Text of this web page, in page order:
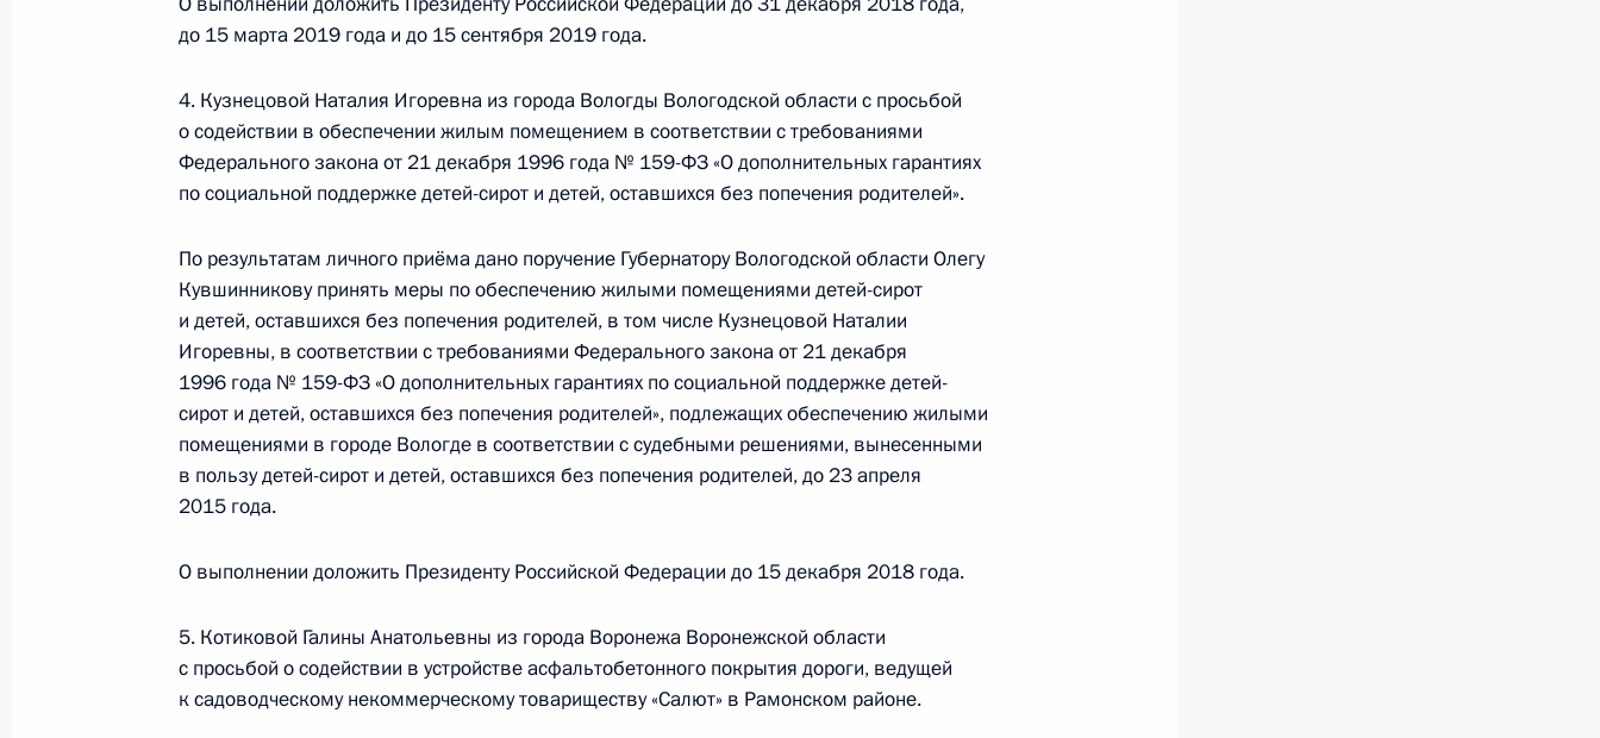
О ходе исполнения поручения, данного по итогам личного приёма в режиме видео-
Президента Российской Федерации начальником Управления Президента
Российской Федерации по работе с обращениями граждан и организаций
Михаилом Михайловским в Приёмной Президента Российской Федерации
по приёму граждан в Москве 1 марта 2018 года
Исполнено поручение, данное по итогам личного приёма в режиме видео-
конференц-связи жительницы Ямало-Ненецкого автономного округа, проведённого
по поручению Президента Российской Федерации начальником Управления
Президента Российской Федерации по общественным связям и коммуникациям
Александром Смирновым в Приёмной Президента Российской Федерации
по приёму граждан в Москве 1 июня 2016 года
О ходе исполнения поручения, данного по итогам личного приема в режиме видео-
конференц-связи жительницы Республики Башкортостан, проведённого
до 15 марта 2019 года и до 15 сентября 2019 года.
4. Кузнецовой Наталия Игоревна из города Вологды Вологодской области с просьбой
о содействии в обеспечении жилым помещением в соответствии с требованиями
Федерального закона от 21 декабря 1996 года № 159-ФЗ «О дополнительных гарантиях
по социальной поддержке детей-сирот и детей, оставшихся без попечения родителей».
По результатам личного приёма дано поручение Губернатору Вологодской области Олегу
Кувшинникову принять меры по обеспечению жилыми помещениями детей-сирот
и детей, оставшихся без попечения родителей, в том числе Кузнецовой Наталии
Игоревны, в соответствии с требованиями Федерального закона от 21 декабря
1996 года № 159-ФЗ «О дополнительных гарантиях по социальной поддержке детей-
сирот и детей, оставшихся без попечения родителей», подлежащих обеспечению жилыми
помещениями в городе Вологде в соответствии с судебными решениями, вынесенными
в пользу детей-сирот и детей, оставшихся без попечения родителей, до 23 апреля
2015 года.
О выполнении доложить Президенту Российской Федерации до 15 декабря 2018 года.
5. Котиковой Галины Анатольевны из города Воронежа Воронежской области
с просьбой о содействии в устройстве асфальтобетонного покрытия дороги, ведущей
к садоводческому некоммерческому товариществу «Салют» в Рамонском районе.